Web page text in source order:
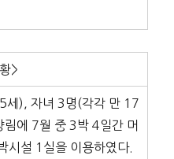
>
), 자녀 3명(각각 만 17
에 7월 중 3박 4일간 머
시설 1실을 이용하였다.